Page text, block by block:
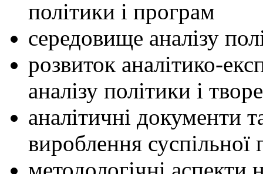
політики і програм
середовище аналізу
розвиток аналітико-
аналізу політики і
аналітичні документи
вироблення суспільної